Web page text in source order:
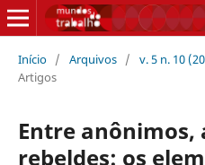
Início / Arquivos / v. 5 n. 10
Artigos
Entre anônimos,
rebeldes: os